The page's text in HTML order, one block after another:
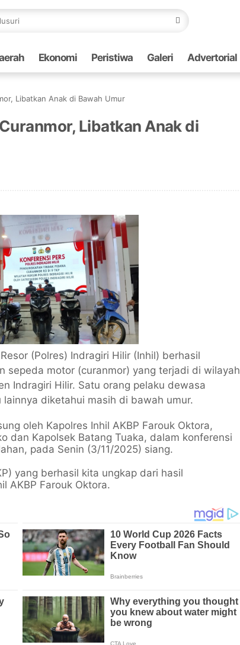
Ekonomi Peristiwa Galeri Advertorial
Libatkan Anak di Bawah Umur
Libatkan Anak di
(Polres) Indragiri Hilir (Inhil) berhasil
sepeda motor (curanmor) yang terjadi di wilayah
Indragiri Hilir. Satu orang pelaku dewasa
diketahui masih di bawah umur.
oleh Kapolres Inhil AKBP Farouk Oktora,
dan Kapolsek Batang Tuaka, dalam konferensi
pada Senin (3/11/2025) siang.
yang berhasil kita ungkap dari hasil
AKBP Farouk Oktora.